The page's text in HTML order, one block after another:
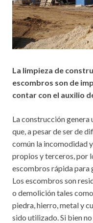
La limpieza de
escombros son de
contar con el auxilio
La construcción genera
que, a pesar de ser de
común la incomodidad
propios y terceros, por
escombros rápida
Los escombros son
o demolición tales
piedra, hierro, metal y
sido utilizado. Si bien